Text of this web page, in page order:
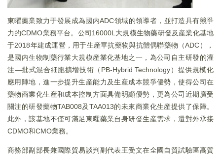
東曜藥業致力于發展成為國内ADC領域的領導者，並打造具有競爭
力的CDMO業務平台。公司16000L大規模生物藥研發及産業化基地
于2018年建成運營，用于生産單抗藥物與抗體偶聯藥物（ADC），
是國内生物制藥行業大規模産業化基地之一，為公司自主研發的灌
注—批式混合細胞擴增技術（PB-Hybrid Technology）提供規模化
應用陣地，進一步提升生産能力及生産成本競爭優勢，使得公司在
藥物商業化生産和成本控制方面具備明顯優勢，更為公司近期廣受
關注的研發藥物TAB008及TAA013的未來商業化生産提供了保障。
此外，該基地不僅可滿足東曜藥業自身研發生産需求，還對外承接
CDMO和CMO業務。
商務部副部長兼國際貿易談判副代表王受文在全國自貿試驗區高質